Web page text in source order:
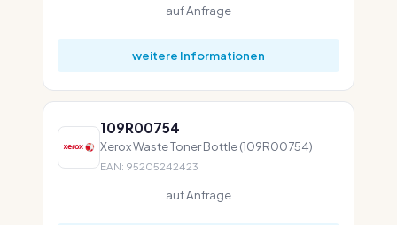
auf Anfrage
weitere Informationen
109R00754
Xerox Waste Toner Bottle (109R00754)
EAN: 95205242423
auf Anfrage